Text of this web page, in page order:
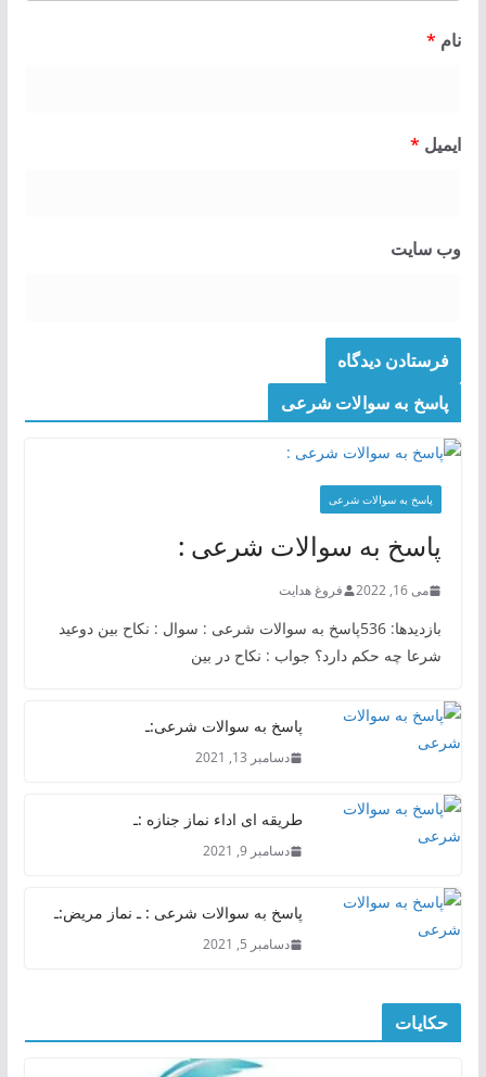
نام *
ایمیل *
وب‌ سایت
پاسخ به سوالات شرعی
پاسخ به سوالات شرعی
پاسخ به سوالات شرعی :
می 16, 2022 فروغ هدایت
بازدیدها: 536پاسخ به سوالات شرعی : سوال : نکاح بین دوعید
شرعا چه حکم دارد؟ جواب : نکاح در بین
پاسخ به سوالات شرعی:ـ
دسامبر 13, 2021
طریقه ای اداء نماز جنازه :ـ
دسامبر 9, 2021
پاسخ به سوالات شرعی : ـ نماز مریض:ـ
دسامبر 5, 2021
حکایات